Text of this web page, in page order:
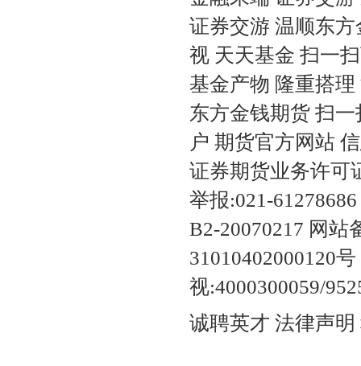
证券交游 温顺东
视 天天基金 扫一
基金产物 隆重搭
东方金钱期货 扫
户 期货官方网站
证券期货业务许可
举报:021-
B2-20070217 网站
31010402000120
视:4000300059/
诚聘英才 法律声